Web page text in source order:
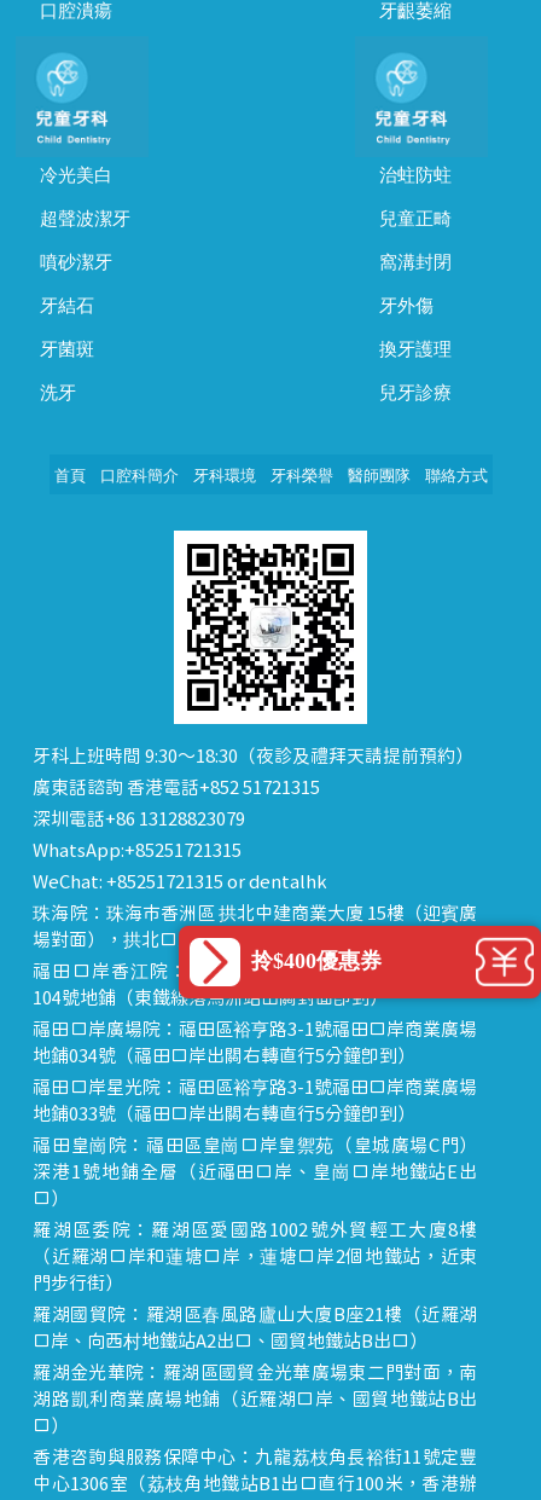
口腔潰瘍 牙齦萎縮
冷光美白
超聲波潔牙
噴砂潔牙
牙結石
牙菌斑
洗牙
治蛀防蛀
兒童正畸
窩溝封閉
牙外傷
換牙護理
兒牙診療
首頁 口腔科簡介 牙科環境 牙科榮譽 醫師團隊 聯絡方式
牙科上班時間 9:30～18:30（夜診及禮拜天請提前預約）
廣東話諮詢 香港電話+852 51721315
深圳電話+86 13128823079
WhatsApp:+85251721315
WeChat: +85251721315 or dentalhk
珠海院：珠海市香洲區 拱北中建商業大廈 15樓（迎賓廣
場對面），拱北口岸步行8分鐘直達
福田口岸香江院：福田區福田口岸正對面，海悅華城
104號地鋪（東鐵線落馬洲站出關對面即到）
福田口岸廣場院：福田區裕亨路3-1號福田口岸商業廣場
地鋪034號（福田口岸出關右轉直行5分鐘即到）
福田口岸星光院：福田區裕亨路3-1號福田口岸商業廣場
地鋪033號（福田口岸出關右轉直行5分鐘即到）
福田皇崗院：福田區皇崗口岸皇禦苑（皇城廣場C門）
深港1號地鋪全層（近福田口岸、皇崗口岸地鐵站E出
口）
羅湖區委院：羅湖區愛國路1002號外貿輕工大廈8樓
（近羅湖口岸和蓮塘口岸，蓮塘口岸2個地鐵站，近東
門步行街）
羅湖國貿院：羅湖區春風路廬山大廈B座21樓（近羅湖
口岸、向西村地鐵站A2出口、國貿地鐵站B出口）
羅湖金光華院：羅湖區國貿金光華廣場東二門對面，南
湖路凱利商業廣場地鋪（近羅湖口岸、國貿地鐵站B出
口）
香港咨詢與服務保障中心：九龍荔枝角長裕街11號定豐
中心1306室（荔枝角地鐵站B1出口直行100米，香港辦
拎$400優惠券